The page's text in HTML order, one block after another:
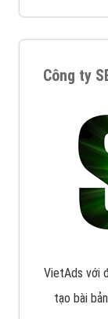
Công ty
VietAds với
tạo bài